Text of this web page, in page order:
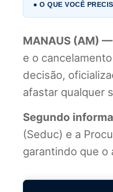
● O QUE VOCÊ
MANAUS (AM) —
e o
decisão,
afastar qualquer
Segundo
(Seduc) e a
garantindo que o